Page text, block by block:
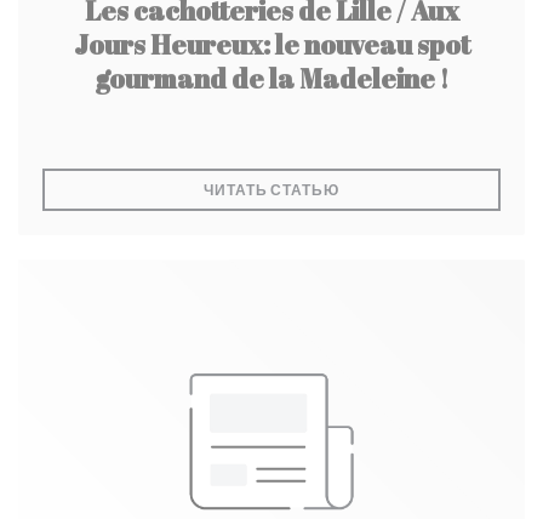
Les cachotteries de Lille / Aux
Jours Heureux: le nouveau spot
gourmand de la Madeleine !
ЧИТАТЬ СТАТЬЮ((ОТКРЫВАЕТСЯ В